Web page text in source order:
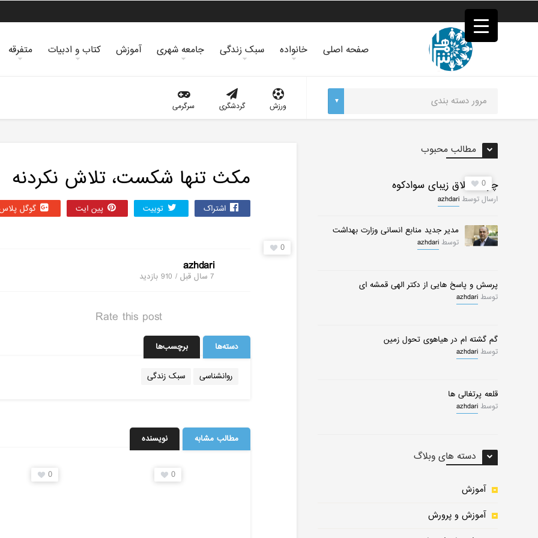
خون
صفحه اصلی خانواده سبک زندگی جامعه شهری آموزش کتاب و ادبیات متفرقه
ورزش گردشگری سرگرمی
مکث تنها شکست، تلاش نکردنه
اشتراک توییت پین ایت گوگل‌
0
azhdari
7 سال قبل / 910 بازدید
Rate this post
دسته‌ها برچسب‌ها
روانشناسی سبک زندگی
مطالب مشابه نویسنده
0
0
مطالب محبوب
0
چرات ییلاق زیبای سوادکوه
ارسال توسط azhdari
مدیر جدید منابع انسانی وزارت بهداشت
توسط azhdari
پرسش و پاسخ هایی از دکتر الهی قمشه ای
توسط azhdari
گم گشته ام در هیاهوی تحول زمین
توسط azhdari
قلعه پرتغالی ها
توسط azhdari
دسته های وبلاگ
آموزش
آموزش و پرورش